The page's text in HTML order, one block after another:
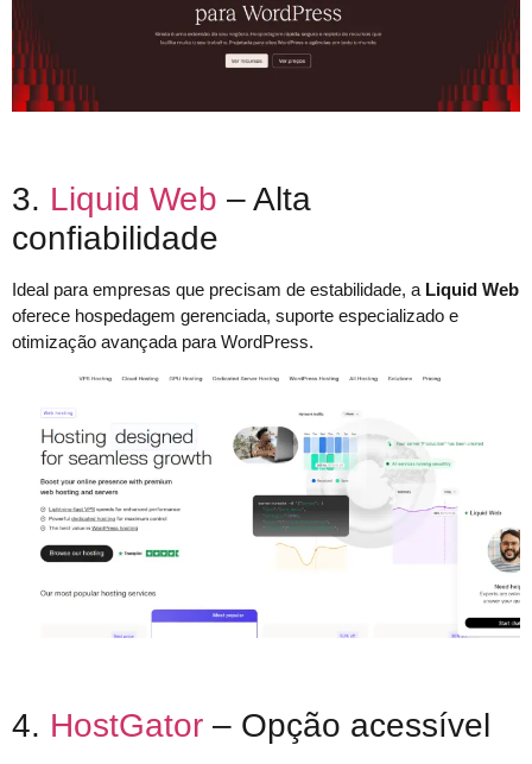
3. Liquid Web – Alta
confiabilidade
Ideal para empresas que precisam de estabilidade, a Liquid Web
oferece hospedagem gerenciada, suporte especializado e
otimização avançada para WordPress.
4. HostGator – Opção acessível